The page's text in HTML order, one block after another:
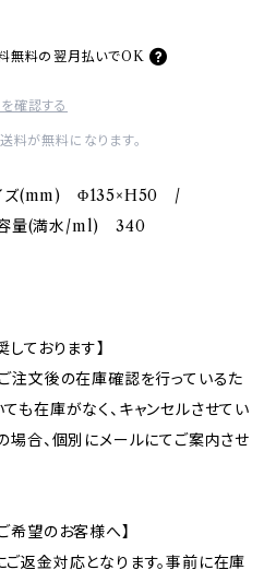
無料の 翌月払いでOK
確認する
が無料になります。
イズ(mm) Φ135×H50 /
量(満水/ml) 340
ております】
注文後の在庫確認を行っているた
も在庫がなく、キャンセルさせてい
場合、個別にメールにてご案内させ
希望のお客様へ】
返金対応となります。事前に在庫